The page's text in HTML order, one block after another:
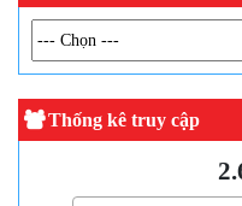
Thống kê truy cập